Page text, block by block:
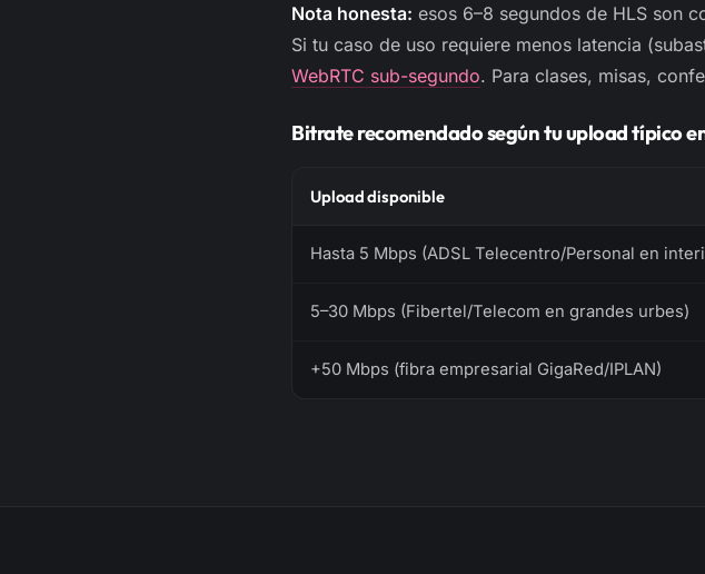
Nota honesta: esos 6–8 segundos de HLS son
Si tu caso de uso requiere menos latencia
WebRTC sub-segundo. Para clases, misas,
Bitrate recomendado según tu upload típico
Upload disponible
Hasta 5 Mbps (ADSL Telecentro/Personal en
5–30 Mbps (Fibertel/Telecom en grandes urbes)
+50 Mbps (fibra empresarial GigaRed/IPLAN)